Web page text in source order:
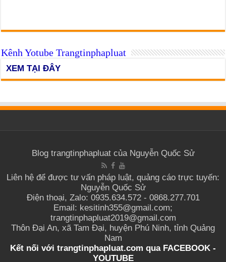
Kênh Yotube Trangtinphapluat
XEM TẠI ĐÂY
Blog trangtinphapluat của Nguyễn Quốc Sử
Liên hệ để được tư vấn pháp luật, quảng cáo trực tuyến:
Nguyễn Quốc Sử
Điện thoại, Zalo: 0935.634.572 - 0868.277.701
Email: kesitinh355@gmail.com;
trangtinphapluat2019@gmail.com
Thôn Đại An, xã Tam Đại, huyện Phú Ninh, tỉnh Quảng
Nam
Kết nối với trangtinphapluat.com quaFACEBOOK -
YOUTUBE